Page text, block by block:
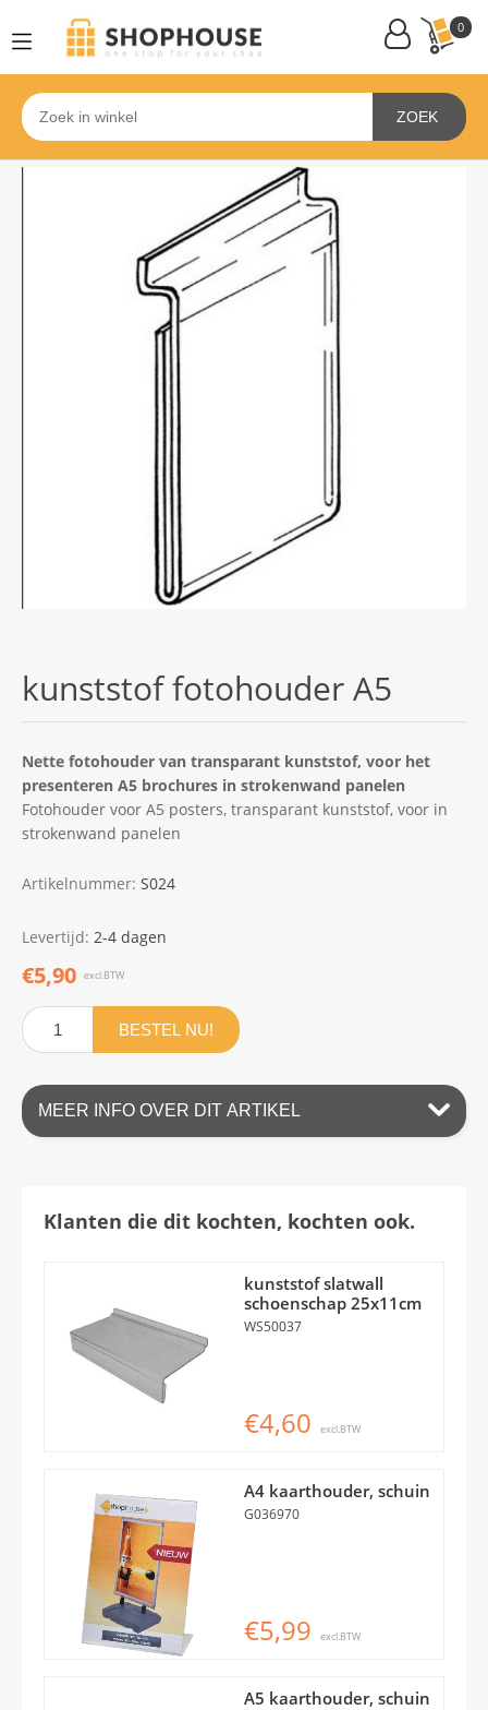
0
ZOEK
kunststof fotohouder A5
Nette fotohouder van transparant kunststof, voor het
presenteren A5 brochures in strokenwand panelen
Fotohouder voor A5 posters, transparant kunststof, voor in
strokenwand panelen
Artikelnummer: S024
Levertijd: 2-4 dagen
€5,90 excl.BTW
BESTEL NU!
MEER INFO OVER DIT ARTIKEL
Klanten die dit kochten, kochten ook.
kunststof slatwall
schoenschap 25x11cm
WS50037
€4,60 excl.BTW
A4 kaarthouder, schuin
G036970
€5,99 excl.BTW
A5 kaarthouder, schuin